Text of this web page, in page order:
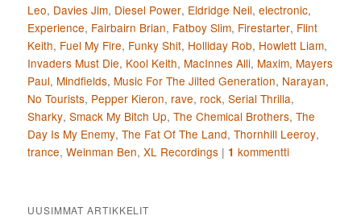
Leo, Davies Jim, Diesel Power, Eldridge Neil,electronic,
Experience, Fairbairn Brian, Fatboy Slim, Firestarter, Flint
Keith, Fuel My Fire, Funky Shit, Holliday Rob, Howlett Liam,
Invaders Must Die, Kool Keith, MacInnes Alli, Maxim, Mayers
Paul, Mindfields, Music For The Jilted Generation, Narayan,
No Tourists, Pepper Kieron, rave, rock,Serial Thrilla,
Sharky,Smack My Bitch Up,The Chemical Brothers,The
Day Is My Enemy,The Fat Of The Land,Thornhill Leeroy,
trance,Weinman Ben,XL Recordings | 1 kommentti
UUSIMMAT ARTIKKELIT